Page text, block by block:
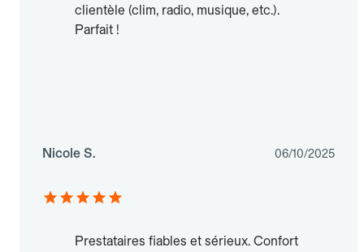
clientèle (clim, radio, musique, etc.).
Parfait !
Nicole S. 06/10/2025
Prestataires fiables et sérieux. Confort